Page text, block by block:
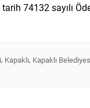
74132 sayılı
, Kapaklı, Kapaklı